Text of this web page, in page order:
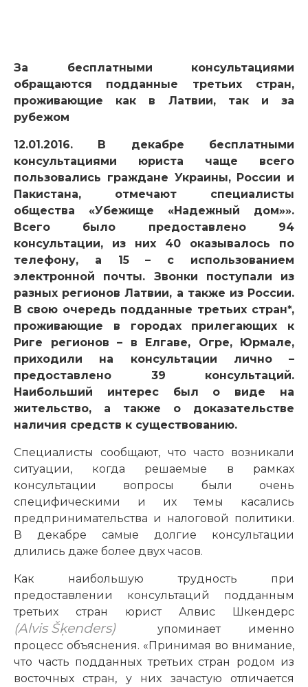
За бесплатными консультациями
обращаются подданные третьих стран,
проживающие как в Латвии, так и за
рубежом
12.01.2016. В декабре бесплатными
консультациями юриста чаще всего
пользовались граждане Украины, России и
Пакистана, отмечают специалисты
общества «Убежище «Надежный дом»».
Всего было предоставлено 94
консультации, из них 40 оказывалось по
телефону, а 15 – с использованием
электронной почты. Звонки поступали из
разных регионов Латвии, а также из России.
В свою очередь подданные третьих стран*,
проживающие в городах прилегающих к
Риге регионов – в Елгаве, Огре, Юрмале,
приходили на консультации лично –
предоставлено 39 консультаций.
Наибольший интерес был о виде на
жительство, а также о доказательстве
наличия средств к существованию.
Специалисты сообщают, что часто возникали
ситуации, когда решаемые в рамках
консультации вопросы были очень
специфическими и их темы касались
предпринимательства и налоговой политики.
В декабре самые долгие консультации
длились даже более двух часов.
Как наибольшую трудность при
предоставлении консультаций подданным
третьих стран юрист Алвис Шкендерс
(Alvis Šķenders)
упоминает именно
процесс объяснения. «Принимая во внимание,
что часть подданных третьих стран родом из
восточных стран, у них зачастую отличается